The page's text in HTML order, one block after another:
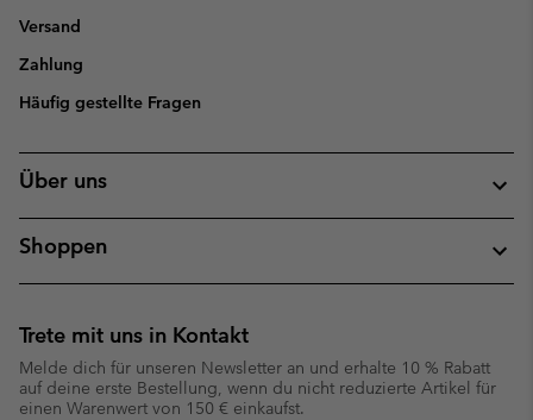
Versand
Zahlung
Häufig gestellte Fragen
Über uns
Shoppen
Trete mit uns in Kontakt
Melde dich für unseren Newsletter an und erhalte 10 % Rabatt
auf deine erste Bestellung, wenn du nicht reduzierte Artikel für
einen Warenwert von 150 € einkaufst.